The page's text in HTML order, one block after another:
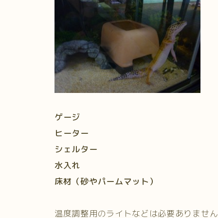
ゲージ
ヒーター
シェルター
水入れ
床材（砂やパームマット）
温度調整用のライトなどは必要ありませ